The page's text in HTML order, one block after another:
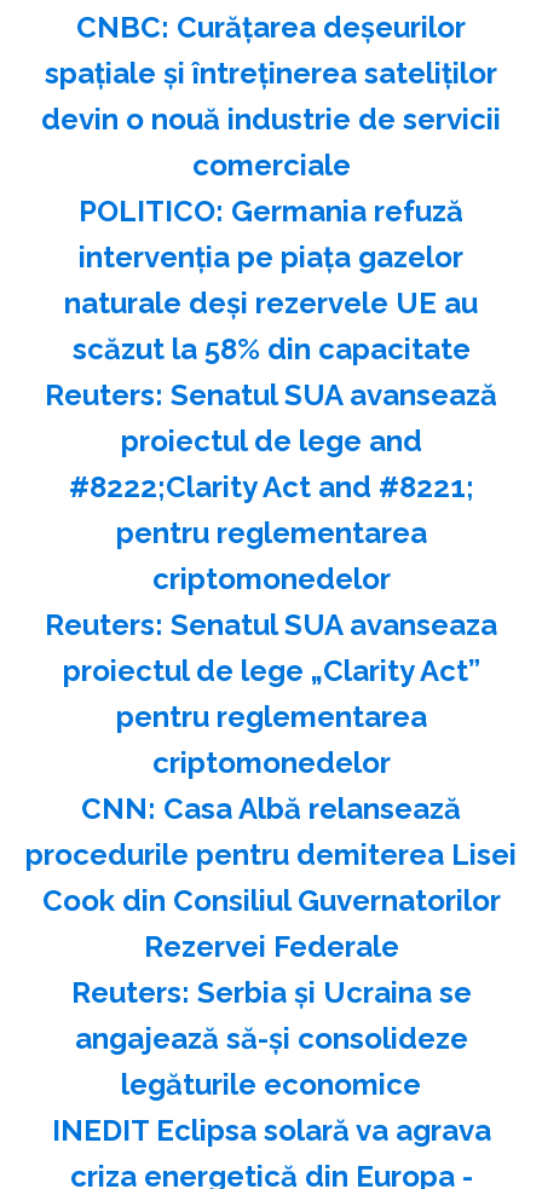
CNBC: Curăţarea deşeurilor
spaţiale şi întreţinerea sateliţilor
devin o nouă industrie de servicii
comerciale
POLITICO: Germania refuză
intervenţia pe piaţa gazelor
naturale deşi rezervele UE au
scăzut la 58% din capacitate
Reuters: Senatul SUA avansează
proiectul de lege and
#8222;Clarity Act and #8221;
pentru reglementarea
criptomonedelor
Reuters: Senatul SUA avanseaza
proiectul de lege „Clarity Act”
pentru reglementarea
criptomonedelor
CNN: Casa Albă relansează
procedurile pentru demiterea Lisei
Cook din Consiliul Guvernatorilor
Rezervei Federale
Reuters: Serbia şi Ucraina se
angajează să-şi consolideze
legăturile economice
INEDIT Eclipsa solară va agrava
criza energetică din Europa -